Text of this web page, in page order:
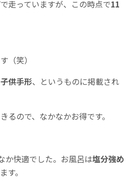
走っていますが、この時点で11
（笑）
子供手形、というものに掲載され
るので、なかなかお得です。
か快適でした。お風呂は塩分強め
す。